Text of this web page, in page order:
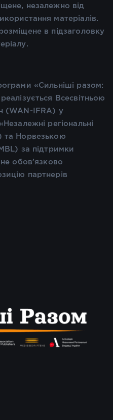
незалежно від
матеріалів.
в підзаголовку
«Сильніші разом:
Всесвітньою
(WAN-IFRA) у
регіональні
та Норвезькою
за підтримки
обов’язково
партнерів